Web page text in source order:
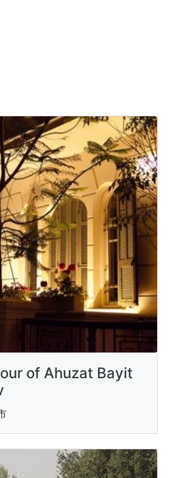
of Ahuzat Bayit